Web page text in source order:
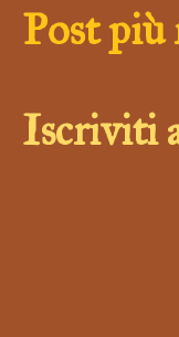
Post più
Iscriviti